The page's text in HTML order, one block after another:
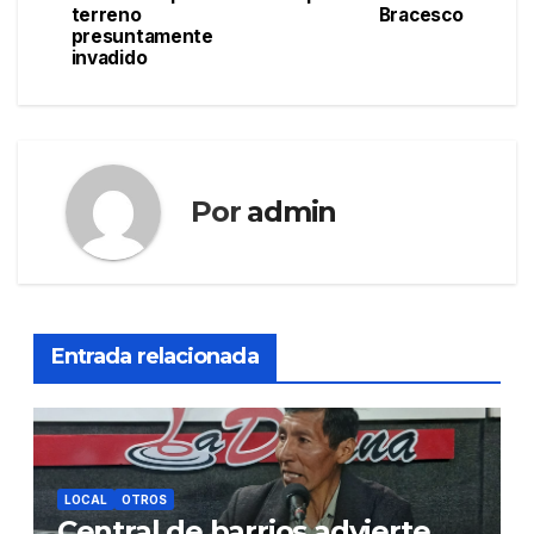
entradas
Bracesco
terreno
presuntamente
invadido
Por admin
Entrada relacionada
LOCAL OTROS